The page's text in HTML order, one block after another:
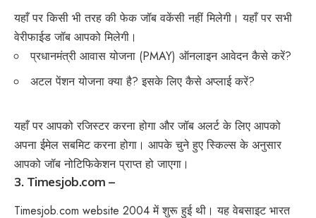
यहाँ पर किसी भी तरह की फेक जॉब वकेंसी नहीं मिलेगी। यहाँ पर सभी
वेरीफाईड जॉब आपको मिलेगी।
प्रधानमंत्री आवास योजना (PMAY) ऑनलाइन आवेदन कैसे करें?
अटल पेंशन योजना क्या है? इसके लिए कैसे अप्लाई करें?
यहाँ पर आपको रजिस्टर करना होगा और जॉब अलर्ट के लिए आपको
अपना ईमेल सबमिट करना होगा। आपके चुने हुए स्किल्स के अनुसार
आपको जॉब नोटिफिकेशन प्राप्त हो जाएगा।
3. Timesjob.com –
Timesjob.com website 2004 में शुरू हुई थी। यह वेबसाइट भारत